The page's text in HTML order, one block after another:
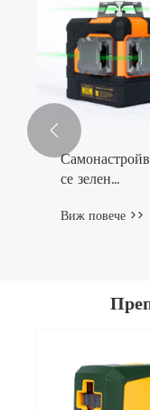
се зелен
нивелир за
Виж повече >>
